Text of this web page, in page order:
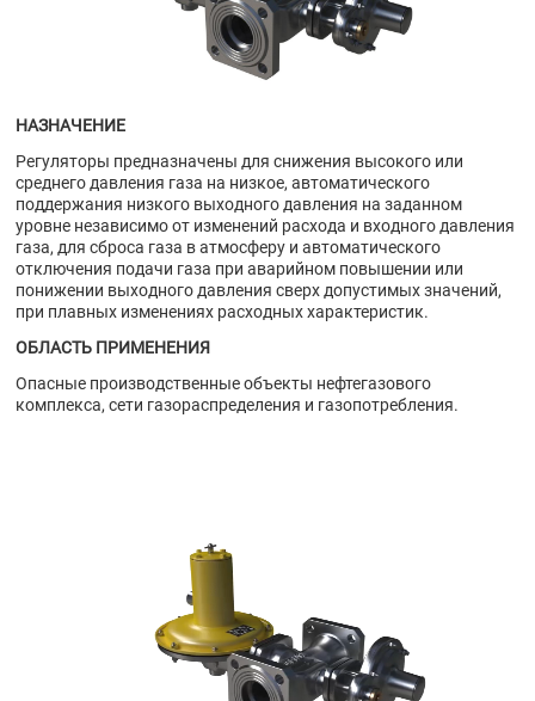
НАЗНАЧЕНИЕ
Регуляторы предназначены для снижения высокого или
среднего давления газа на низкое, автоматического
поддержания низкого выходного давления на заданном
уровне независимо от изменений расхода и входного давления
газа, для сброса газа в атмосферу и автоматического
отключения подачи газа при аварийном повышении или
понижении выходного давления сверх допустимых значений,
при плавных изменениях расходных характеристик.
ОБЛАСТЬ ПРИМЕНЕНИЯ
Опасные производственные объекты нефтегазового
комплекса, сети газораспределения и газопотребления.